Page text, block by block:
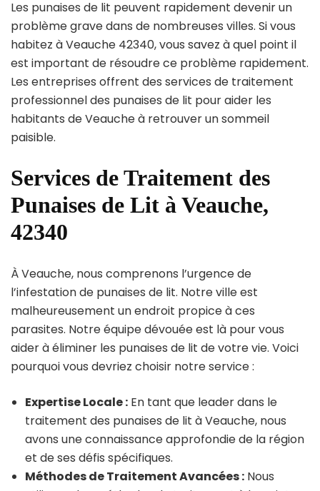
Les punaises de lit peuvent rapidement devenir un
problème grave dans de nombreuses villes. Si vous
habitez à Veauche 42340, vous savez à quel point il
est important de résoudre ce problème rapidement.
Les entreprises offrent des services de traitement
professionnel des punaises de lit pour aider les
habitants de Veauche à retrouver un sommeil
paisible.
Services de Traitement des
Punaises de Lit à Veauche,
42340
À Veauche, nous comprenons l’urgence de
l’infestation de punaises de lit. Notre ville est
malheureusement un endroit propice à ces
parasites. Notre équipe dévouée est là pour vous
aider à éliminer les punaises de lit de votre vie. Voici
pourquoi vous devriez choisir notre service :
Expertise Locale : En tant que leader dans le
traitement des punaises de lit à Veauche, nous
avons une connaissance approfondie de la région
et de ses défis spécifiques.
Méthodes de Traitement Avancées : Nous